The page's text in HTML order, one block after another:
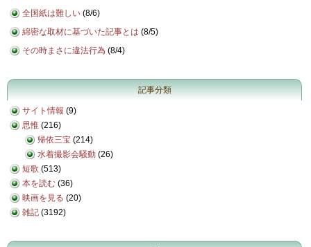
全国紙は難しい (8/6)
綿密な取材に基づいた記事とは (8/5)
その時まさに違法行為 (8/4)
記事分類
サイト情報 (9)
思惟 (216)
帰依三宝 (214)
水着撮影会騒動 (26)
短歌 (513)
本を読む (36)
映画を見る (20)
雑記 (3192)